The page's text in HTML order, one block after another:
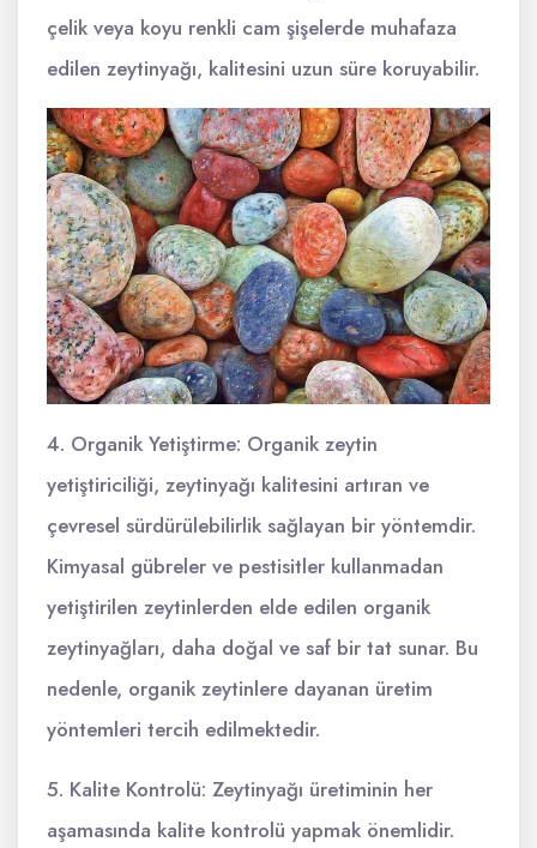
çelik veya koyu renkli cam şişelerde muhafaza
edilen zeytinyağı, kalitesini uzun süre koruyabilir.
4. Organik Yetiştirme: Organik zeytin
yetiştiriciliği, zeytinyağı kalitesini artıran ve
çevresel sürdürülebilirlik sağlayan bir yöntemdir.
Kimyasal gübreler ve pestisitler kullanmadan
yetiştirilen zeytinlerden elde edilen organik
zeytinyağları, daha doğal ve saf bir tat sunar. Bu
nedenle, organik zeytinlere dayanan üretim
yöntemleri tercih edilmektedir.
5. Kalite Kontrolü: Zeytinyağı üretiminin her
aşamasında kalite kontrolü yapmak önemlidir.